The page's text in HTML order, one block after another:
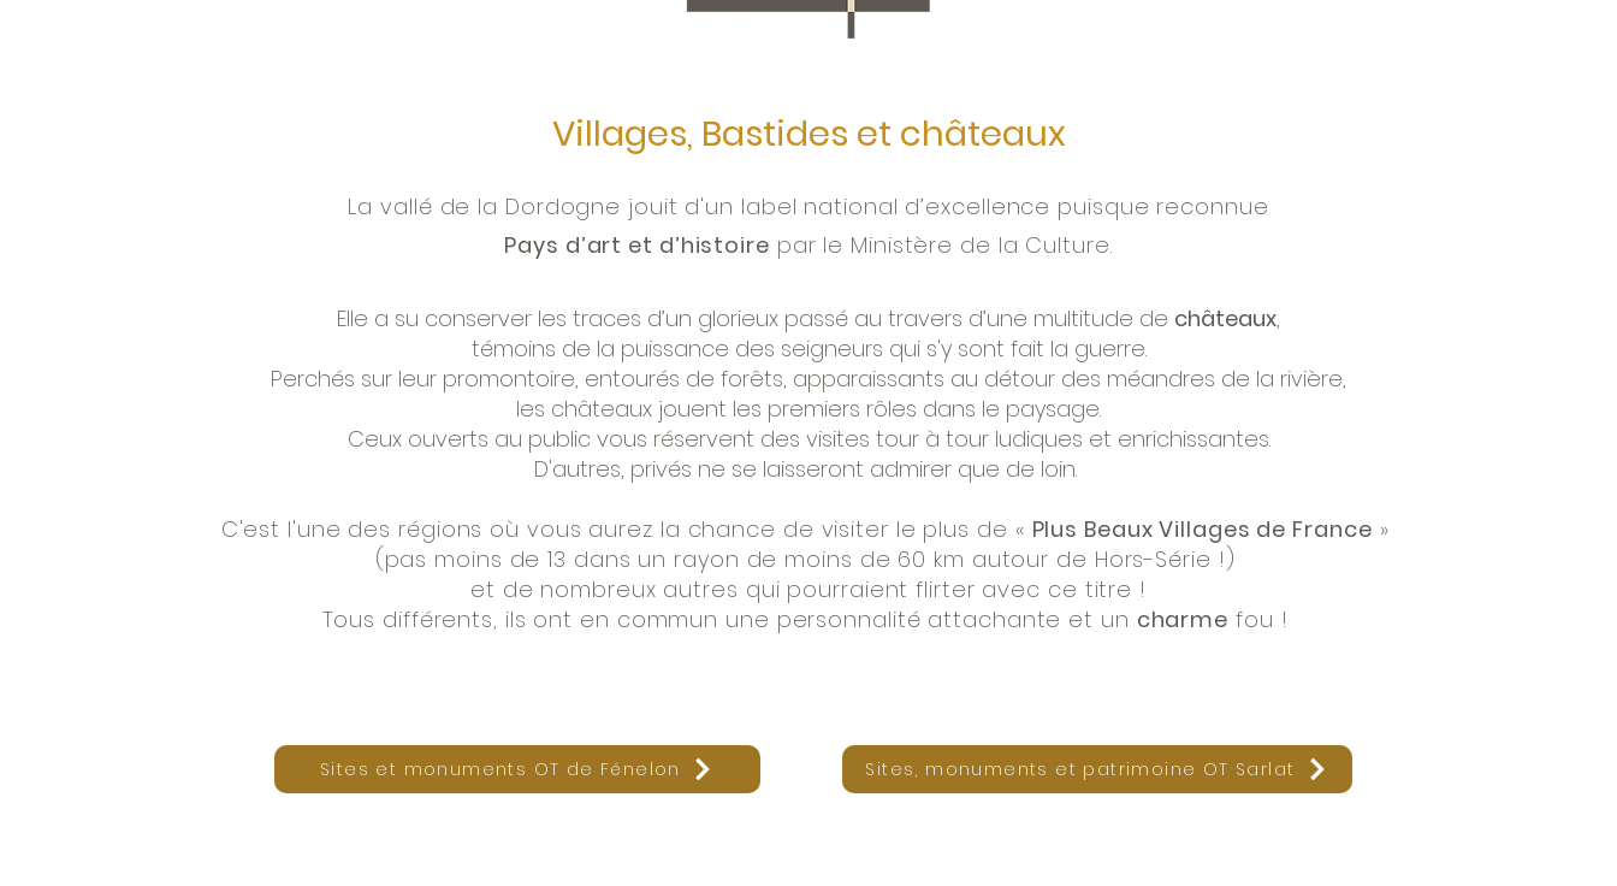
Villages, Bastides et châteaux
La vallé de la Dordogne jouit d'un label national d’excellence puisque reconnue
Pays d’art et d’histoire par le Ministère de la Culture.
Elle a su conserver les traces d’un glorieux passé au travers d’une multitude de châteaux,
témoins de la puissance des seigneurs qui s'y sont fait la guerre.
Perchés sur leur promontoire, entourés de forêts, apparaissants au détour des méandres de la rivière,
les châteaux jouent les premiers rôles dans le paysage.
Ceux ouverts au public vous réservent des visites tour à tour ludiques et enrichissantes.
D'autres, privés ne se laisseront admirer que de loin.
C'est l'une des régions où vous aurez la chance de visiter le plus de « Plus Beaux Villages de France »
(pas moins de 13 dans un rayon de moins de 60 km autour de Hors-Série !)
et de nombreux autres qui pourraient flirter avec ce titre !
Tous différents, ils ont en commun une personnalité attachante et un charme fou !
Sites et monuments OT de Fénelon Sites, monuments et patrimoine OT Sarlat